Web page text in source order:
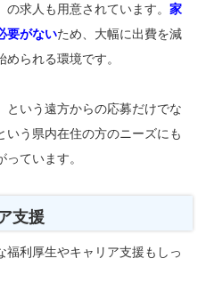
求人も用意されています。 家
要がないため、大幅に出費を減
られる環境です。
という遠方からの応募だけでな
いう県内在住の方のニーズにも
ています。
支援
利厚生やキャリア支援もしっ